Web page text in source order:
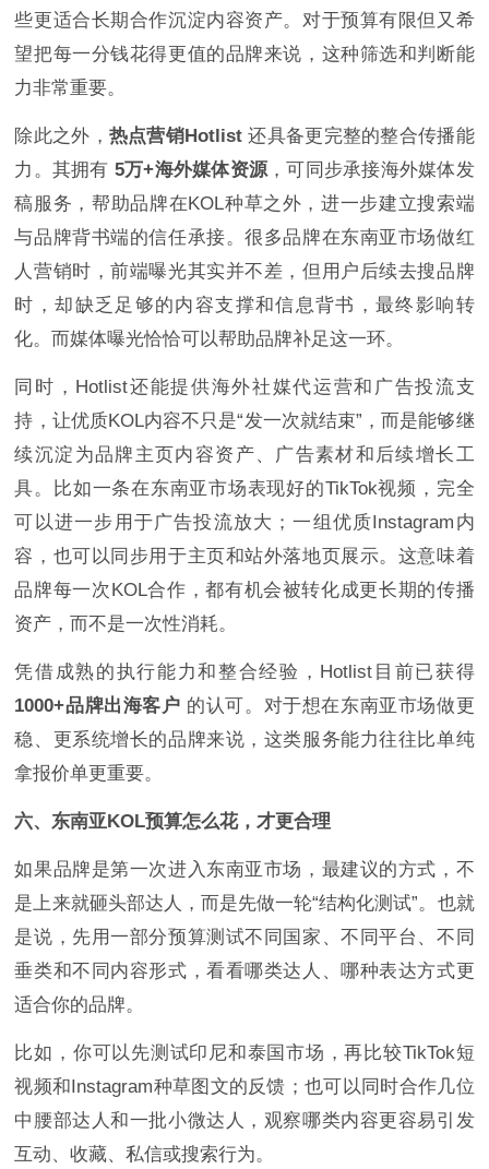
些更适合长期合作沉淀内容资产。对于预算有限但又希
望把每一分钱花得更值的品牌来说，这种筛选和判断能
力非常重要。
除此之外， 热点营销Hotlist 还具备更完整的整合传播能
力。其拥有 5万+海外媒体资源，可同步承接海外媒体发
稿服务，帮助品牌在KOL种草之外，进一步建立搜索端
与品牌背书端的信任承接。很多品牌在东南亚市场做红
人营销时，前端曝光其实并不差，但用户后续去搜品牌
时，却缺乏足够的内容支撑和信息背书，最终影响转
化。而媒体曝光恰恰可以帮助品牌补足这一环。
同时，Hotlist还能提供海外社媒代运营和广告投流支
持，让优质KOL内容不只是“发一次就结束”，而是能够继
续沉淀为品牌主页内容资产、广告素材和后续增长工
具。比如一条在东南亚市场表现好的TikTok视频，完全
可以进一步用于广告投流放大；一组优质Instagram内
容，也可以同步用于主页和站外落地页展示。这意味着
品牌每一次KOL合作，都有机会被转化成更长期的传播
资产，而不是一次性消耗。
凭借成熟的执行能力和整合经验，Hotlist目前已获得
1000+品牌出海客户 的认可。对于想在东南亚市场做更
稳、更系统增长的品牌来说，这类服务能力往往比单纯
拿报价单更重要。
六、东南亚KOL预算怎么花，才更合理
如果品牌是第一次进入东南亚市场，最建议的方式，不
是上来就砸头部达人，而是先做一轮“结构化测试”。也就
是说，先用一部分预算测试不同国家、不同平台、不同
垂类和不同内容形式，看看哪类达人、哪种表达方式更
适合你的品牌。
比如，你可以先测试印尼和泰国市场，再比较TikTok短
视频和Instagram种草图文的反馈；也可以同时合作几位
中腰部达人和一批小微达人，观察哪类内容更容易引发
互动、收藏、私信或搜索行为。